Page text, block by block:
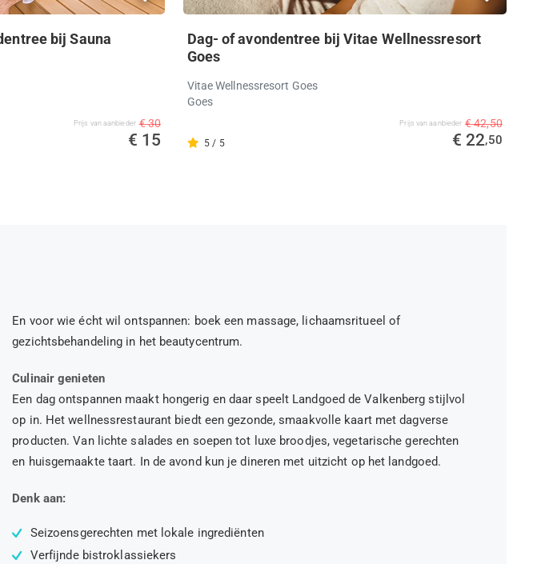
bij Sauna
Prijs van aanbieder € 30
€ 15
Dag- of avondentree bij Vitae Wellnessresort
Goes
Vitae Wellnessresort Goes
Goes
5 / 5
Prijs van aanbieder € 42,50
€ 22,50
En voor wie écht wil ontspannen: boek een massage, lichaamsritueel of
gezichtsbehandeling in het beautycentrum.
Culinair genieten
Een dag ontspannen maakt hongerig en daar speelt Landgoed de Valkenberg stijlvol
op in. Het wellnessrestaurant biedt een gezonde, smaakvolle kaart met dagverse
producten. Van lichte salades en soepen tot luxe broodjes, vegetarische gerechten
en huisgemaakte taart. In de avond kun je dineren met uitzicht op het landgoed.
Denk aan:
Seizoensgerechten met lokale ingrediënten
Verfijnde bistroklassiekers